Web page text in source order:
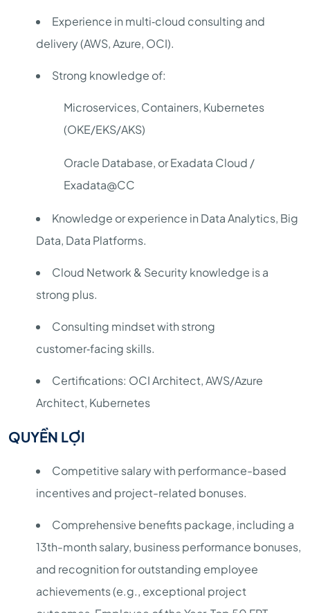
Experience in multi‑cloud consulting and
delivery (AWS, Azure, OCI).
Strong knowledge of:
Microservices, Containers, Kubernetes
(OKE/EKS/AKS)
Oracle Database, or Exadata Cloud /
Exadata@CC
Knowledge or experience in Data Analytics, Big
Data, Data Platforms.
Cloud Network & Security knowledge is a
strong plus.
Consulting mindset with strong
customer‑facing skills.
Certifications: OCI Architect, AWS/Azure
Architect, Kubernetes
QUYỀN LỢI
Competitive salary with performance-based
incentives and project-related bonuses.
Comprehensive benefits package, including a
13th-month salary, business performance bonuses,
and recognition for outstanding employee
achievements (e.g., exceptional project